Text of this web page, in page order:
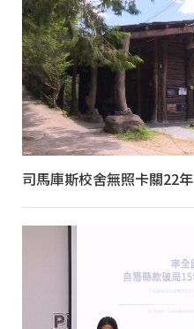
司馬庫斯校舍無照卡關22